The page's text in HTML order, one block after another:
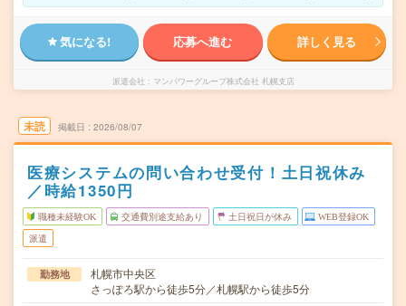
気になる! 応募へ進む 詳しく見る
派遣会社 マンパワーグループ株式会社 札幌支店
未読 掲載日 2026/08/07
医療システムの問い合わせ受付！土日祝休み
／時給1350円
職種未経験OK 交通費別途支給あり 土日祝日が休み WEB登録OK
派遣
勤務地
札幌市中央区
さっぽろ駅から徒歩5分／札幌駅から徒歩5分